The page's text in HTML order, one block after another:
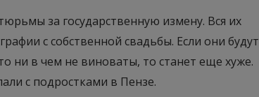
за государственную измену. Вся их
с собственной свадьбы. Если они будут
ни в чем не виноваты, то станет еще хуже.
с подростками в Пензе.